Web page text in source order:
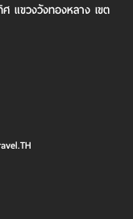
แขวงวังทองหลาง เขต